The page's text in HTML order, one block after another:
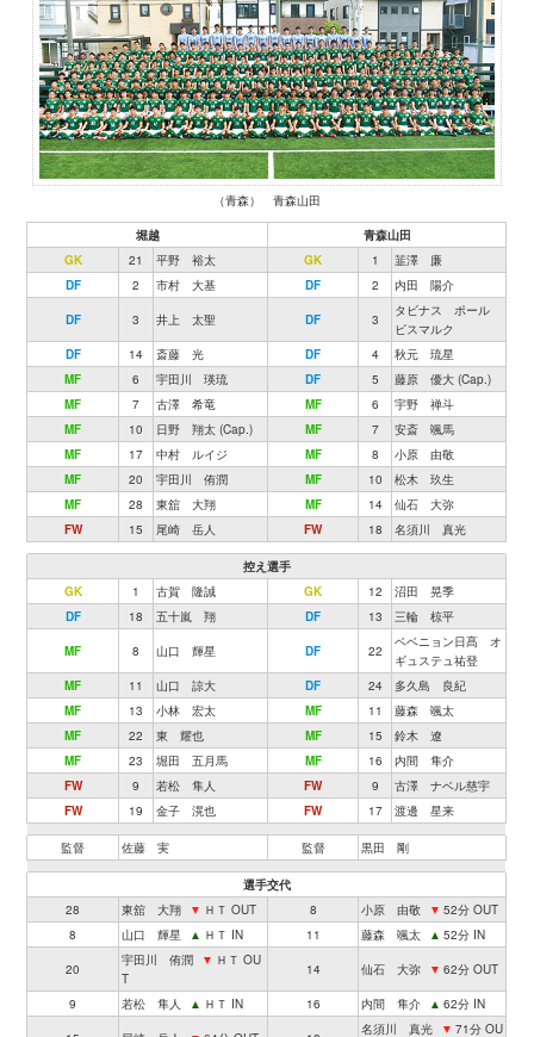
（青森） 青森山田
堀越
青森山田
GK
21 平野 裕太 GK 1
韮澤 廉
DF
2 市村 大基 DF 2 内田 陽介
DF 3 井上 太聖 DF 3
タビナス ポール
ビスマルク
DF
14 斎藤 光 DF 4
秋元 琉星
MF
6 宇田川 瑛琉 DF 5
藤原 優大 (Cap.)
MF
7 古澤 希竜 MF 6
宇野 禅斗
MF
10 日野 翔太 (Cap.) MF 7
安斎 颯馬
MF
17 中村 ルイジ MF 8
小原 由敬
MF
20 宇田川 侑潤 MF 10
松木 玖生
MF
28 東舘 大翔 MF 14
仙石 大弥
FW
15 尾崎 岳人 FW 18 名須川 真光
控え選手
GK
1 古賀 隆誠 GK 12
沼田 晃季
DF
18 五十嵐 翔 DF 13 三輪 椋平
MF 8 山口 輝星 DF 22
ベベニョン日髙 オ
ギュステュ祐登
MF
11 山口 諒大 DF 24
多久島 良紀
MF
13 小林 宏太 MF 11
藤森 颯太
MF
22 東 耀也 MF 15
鈴木 遼
MF
23 堀田 五月馬 MF 16
内間 隼介
FW
9 若松 隼人 FW 9
古澤 ナベル慈宇
FW
19 金子 滉也 FW 17 渡邊 星来
監督 佐藤 実 監督 黒田 剛
選手交代
28
東舘 大翔 ▼ ＨＴ OUT 8 小原 由敬 ▼ 52分 OUT
8
山口 輝星 ▲ ＨＴ IN 11 藤森 颯太 ▲ 52分 IN
20
宇田川 侑潤 ▼ ＨＴ OU
T
14 仙石 大弥 ▼ 62分 OUT
9 若松 隼人 ▲ ＨＴ IN 16 内間 隼介 ▲ 62分 IN
名須川 真光 ▼ 71分 OU